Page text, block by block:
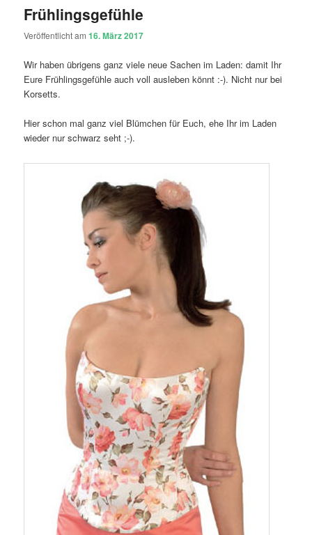
Frühlingsgefühle
Veröffentlicht am16. März 2017
Wir haben übrigens ganz viele neue Sachen im Laden: damit Ihr
Eure Frühlingsgefühle auch voll ausleben könnt :-). Nicht nur bei
Korsetts.
Hier schon mal ganz viel Blümchen für Euch, ehe Ihr im Laden
wieder nur schwarz seht ;-).